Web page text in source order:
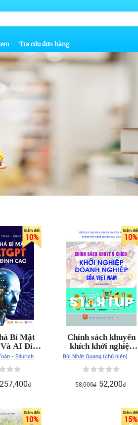
Tra cứu đơn hàng
10%
Bí Mật
AI Đỉnh
- Edurich
257,400đ
10%
Chính sách khuyến
khích khởi nghiệp
doanh nghiệp của
Việt Nam (sách
chuyên khảo)
Bùi Nhật Quang (chủ biên)
58,000đ 52,200đ
10% 15%